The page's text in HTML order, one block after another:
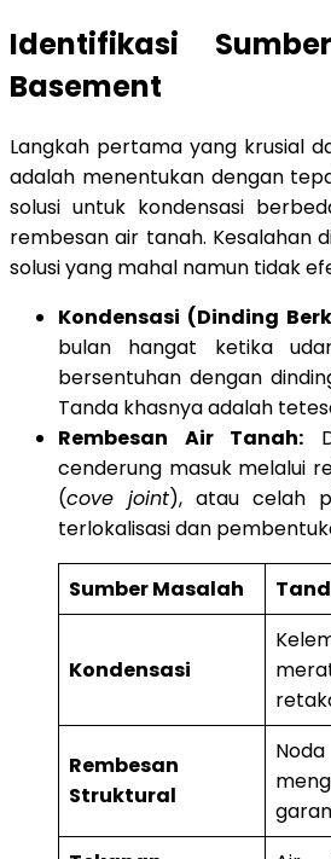
Identifikasi
Basement
Langkah pertama yang krusial
adalah menentukan dengan
solusi untuk kondensasi
rembesan air tanah. Kesalahan
solusi yang mahal namun tidak
Kondensasi (Dinding
bulan hangat ketika
bersentuhan dengan
Tanda khasnya adalah
Rembesan Air Tanah:
cenderung masuk melalui
(cove joint), atau celah
terlokalisasi dan
Sumber Masalah
Kondensasi
Rembesan
Struktural